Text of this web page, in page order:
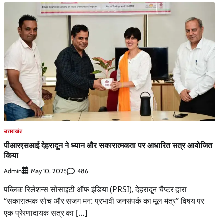
उत्तराखंड
पीआरएसआई देहरादून ने ध्यान और सकारात्मकता पर आधारित सत्र आयोजित
किया
Admin May 10, 2025 486
पब्लिक रिलेशन्स सोसाइटी ऑफ इंडिया (PRSI), देहरादून चैप्टर द्वारा
“सकारात्मक सोच और सजग मन: प्रभावी जनसंपर्क का मूल मंत्र” विषय पर
एक प्रेरणादायक सत्र का […]